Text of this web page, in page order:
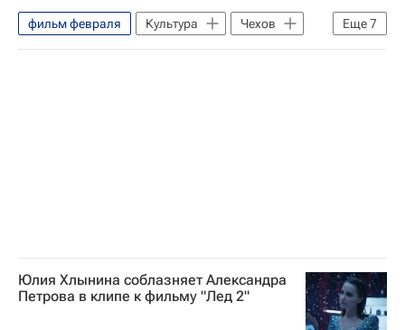
Еще7
фильм февраля Культура
Чехов
Италия
фильмы 2020
Юлия Хлынина соблазняет Александра
Петрова в клипе к фильму "Лед 2"